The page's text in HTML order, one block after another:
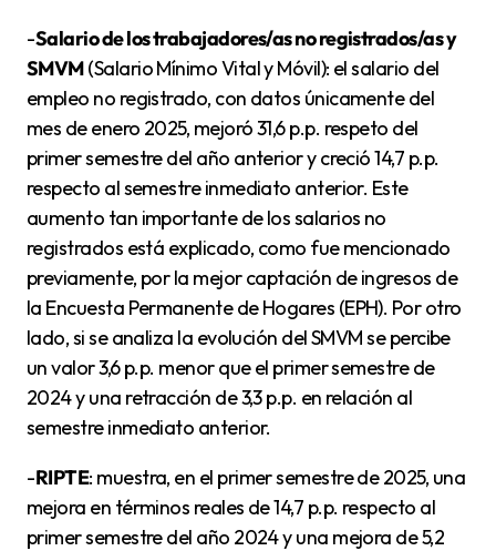
-Salario de los trabajadores/as no registrados/as y
SMVM(Salario Mínimo Vital y Móvil): el salario del
empleo no registrado, con datos únicamente del
mes de enero 2025, mejoró 31,6 p.p. respeto del
primer semestre del año anterior y creció 14,7 p.p.
respecto al semestre inmediato anterior. Este
aumento tan importante de los salarios no
registrados está explicado, como fue mencionado
previamente, por la mejor captación de ingresos de
la Encuesta Permanente de Hogares (EPH). Por otro
lado, si se analiza la evolución del SMVM se percibe
un valor 3,6 p.p. menor que el primer semestre de
2024 y una retracción de 3,3 p.p. en relación al
semestre inmediato anterior.
-RIPTE: muestra, en el primer semestre de 2025, una
mejora en términos reales de 14,7 p.p. respecto al
primer semestre del año 2024 y una mejora de 5,2